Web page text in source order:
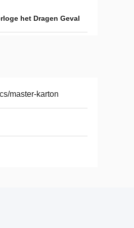
het Dragen Geval
master-karton